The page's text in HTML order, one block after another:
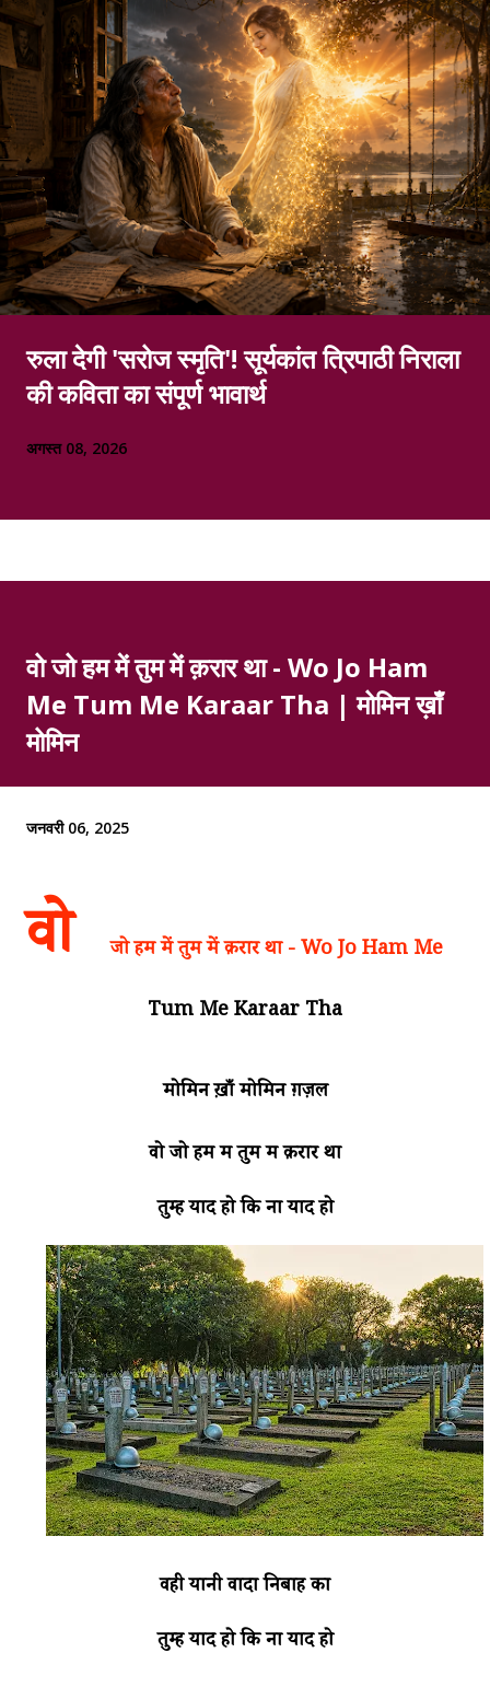
रुला देगी 'सरोज स्मृति'! सूर्यकांत त्रिपाठी निराला
की कविता का संपूर्ण भावार्थ
अगस्त 08, 2026
वो जो हम में तुम में क़रार था - Wo Jo Ham
Me Tum Me Karaar Tha | मोमिन ख़ाँ
मोमिन
जनवरी 06, 2025
वो
जो हम में तुम में क़रार था - Wo Jo Ham Me
Tum Me Karaar Tha
मोमिन ख़ाँ मोमिनग़ज़ल
वो जो हम में तुम में क़रार था
तुम्हें याद हो कि ना याद हो
वही यानी वादा निबाह का
तुम्हें याद हो कि ना याद हो